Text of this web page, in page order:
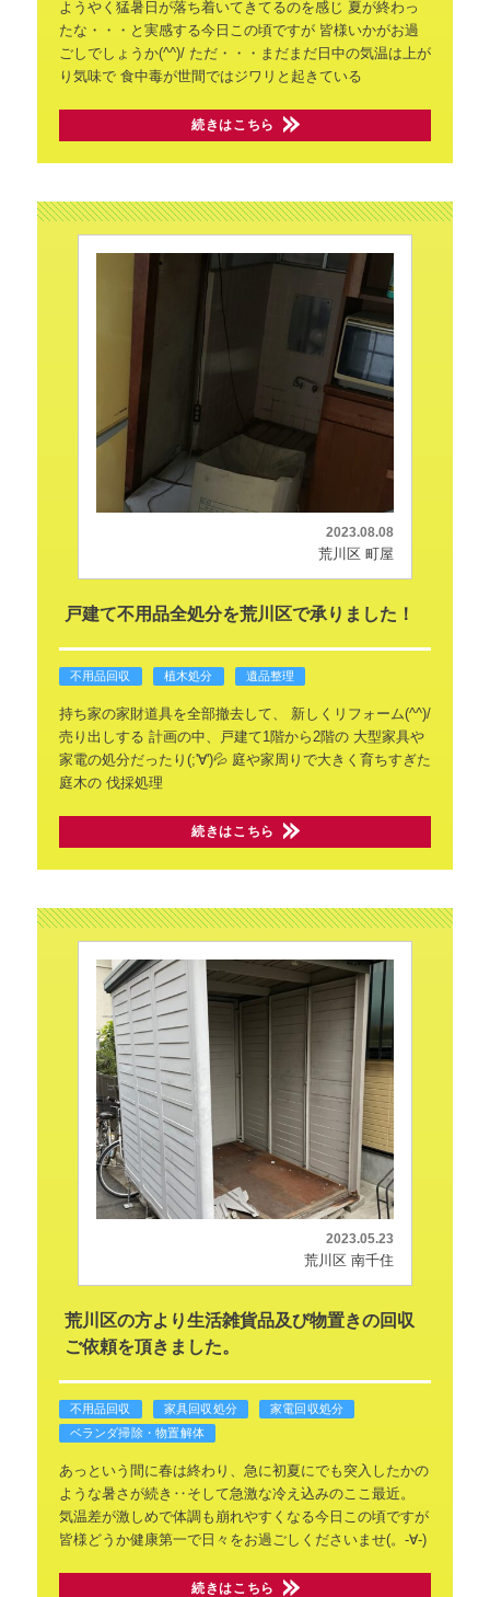
ようやく猛暑日が落ち着いてきてるのを感じ 夏が終わっ
たな・・・と実感する今日この頃ですが皆様いかがお過
ごしでしょうか(^^)/ ただ・・・まだまだ日中の気温は上が
り気味で食中毒が世間ではジワリと起きている
続きはこちら
2023.08.08
荒川区 町屋
戸建て不用品全処分を荒川区で承りました！
不用品回収 植木処分 遺品整理
持ち家の家財道具を全部撤去して、
新しくリフォーム(^^)/
売り出しする 計画の中、戸建て1階から2階の大型家具や
家電の処分だったり(;'∀')💦 庭や家周りで大きく育ちすぎた
庭木の伐採処理
続きはこちら
2023.05.23
荒川区 南千住
荒川区の方より生活雑貨品及び物置きの回収
ご依頼を頂きました。
不用品回収 家具回収処分
家電回収処分
ベランダ掃除・物置解体
あっという間に春は終わり、急に初夏にでも突入したかの
ような暑さが続き‥そして急激な冷え込みのここ最近。
気温差が激しめで体調も崩れやすくなる今日この頃ですが
皆様どうか健康第一で日々をお過ごしくださいませ(。-∀-)
続きはこちら